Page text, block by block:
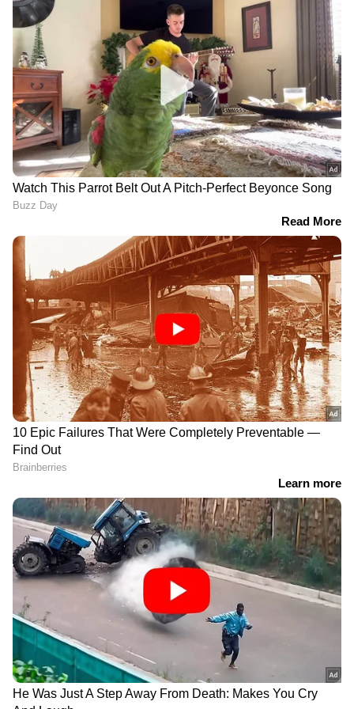
തടസ ഹർജി ഫയൽ ചെയ്തത്. സീനിയർ
അഭിഭാഷകൻ വി. ചിദംബരേഷ് സംഘടനയ്ക്ക്
വേണ്ടി സുപ്രീംകോടതിയിൽ ഹാജരാകും.
ഹൈക്കോടതി ഉത്തരവിനെതിരെ സംസ്ഥാന
സർക്കാർ നൽകുന്ന ഹർജിയിൽ ഇടക്കാല
ഉത്തരവ് സുപ്രീംകോടതി നൽകുന്നതിന് മുൻപ്
തങ്ങളുടെ വാദം കേൾക്കണമെന്നാണ്
ആവശ്യം. ഹൈക്കോടതി വിധി നടപ്പാക്കാൻ
പ്രയാസമാണെന്ന് ചൂണ്ടിക്കാട്ടിയാണ് സംസ്ഥാന
സർക്കാർ സുപ്രീംകോടതിയെ സമീപിക്കുക.
DOWNLOAD APP
കേരളത്തിലെ എല്ലാ വാർത്തകൾ
അറിയാൻ എപ്പോഴും ഏഷ്യാനെറ്റ്
ന്യൂസ് വാർത്തകൾ. Malayalam News
തത്സമയ അപ്‌ഡേറ്റുകളും ആഴത്തിലുള്ള
വിശകലനവും സമഗ്രമായ റിപ്പോർട്ടിംഗും —
എല്ലാം ഒരൊറ്റ സ്ഥലത്ത്. ഏത് സമയത്തും,
എവിടെയും വിശ്വസനീയമായ വാർത്തകൾ
ലഭിക്കാൻAsianet News Malayalam
RECOMMENDED STORIES